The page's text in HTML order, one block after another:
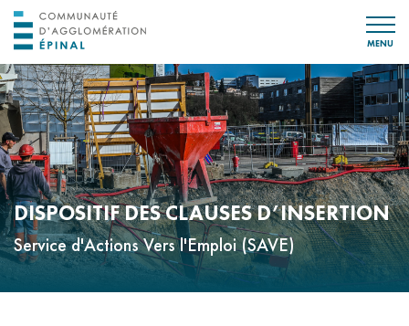
MENU
DISPOSITIF DES CLAUSES D’INSERTION
Service d'Actions Vers l'Emploi (SAVE)